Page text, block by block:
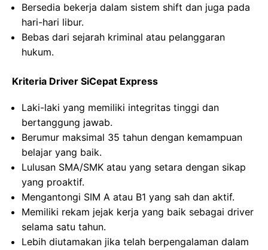
Bersedia bekerja dalam sistem shift dan juga pada
hari-hari libur.
Bebas dari sejarah kriminal atau pelanggaran
hukum.
Kriteria Driver SiCepat Express
Laki-laki yang memiliki integritas tinggi dan
bertanggung jawab.
Berumur maksimal 35 tahun dengan kemampuan
belajar yang baik.
Lulusan SMA/SMK atau yang setara dengan sikap
yang proaktif.
Mengantongi SIM A atau B1 yang sah dan aktif.
Memiliki rekam jejak kerja yang baik sebagai driver
selama satu tahun.
Lebih diutamakan jika telah berpengalaman dalam